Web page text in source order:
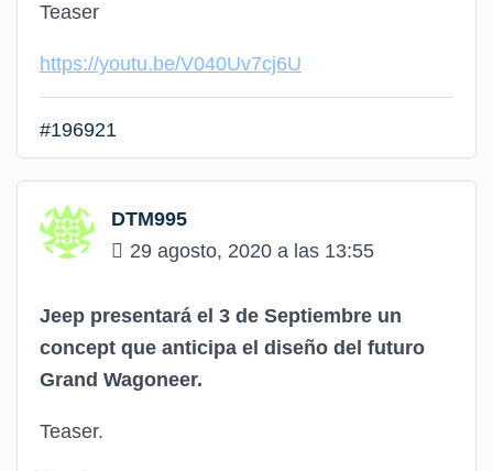
Teaser
https://youtu.be/V040Uv7cj6U
#196921
DTM995
29 agosto, 2020 a las 13:55
Jeep presentará el 3 de Septiembre un
concept que anticipa el diseño del futuro
Grand Wagoneer.
Teaser.